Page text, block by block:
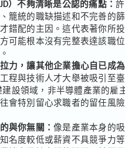
）不夠清晰是公認的痛點：
籠統的職缺描述和不完善的
錯配的主因。這代表著你所
可能根本沒有完整表達該職
力，讓其他企業擔心自已成
程與技術人才大舉被吸引至
建設領域，非半導體產業的雇
會特別留心求職者的留任風
與你無關： 像是產業本身的
名度較低或薪資不具競爭力